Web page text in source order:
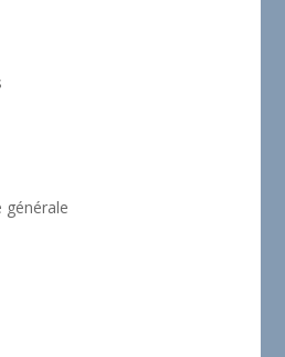
générale